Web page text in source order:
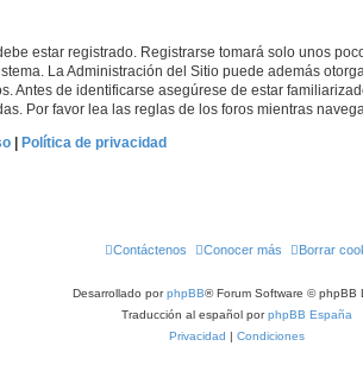
estar registrado. Registrarse tomará solo unos
La Administración del Sitio puede además
Antes de identificarse asegúrese de estar
Por favor lea las reglas de los foros mientras
| Política de privacidad
Borrar
Conocer más
Contáctenos
Desarrollado porphpBB® Forum Software © phpBB
Traducción al español porphpBB España
Privacidad | Condiciones